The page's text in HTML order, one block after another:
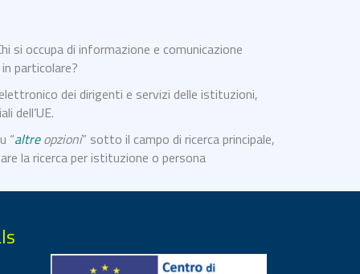
si occupa di informazione e comunicazione
particolare?
dei dirigenti e servizi delle istituzioni,
dell’UE.
“altreopzioni” sotto il campo di ricerca principale,
la ricerca per istituzione o persona